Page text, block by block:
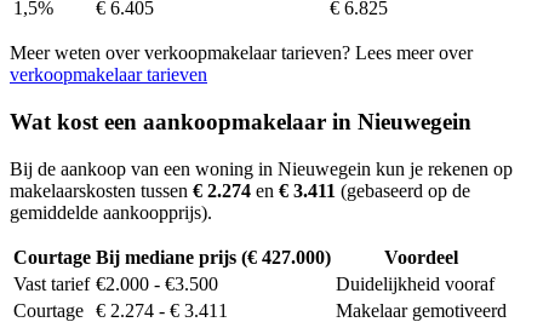
1,5%
€ 6.405 € 6.825
Meer weten over verkoopmakelaar tarieven? Lees meer over
verkoopmakelaar tarieven
Wat kost een aankoopmakelaar in Nieuwegein
Bij de aankoop van een woning in Nieuwegein kun je rekenen op
makelaarskosten tussen € 2.274 en € 3.411 (gebaseerd op de
gemiddelde aankoopprijs).
Courtage Bij mediane prijs (€ 427.000)
Voordeel
Vast tarief €2.000 - €3.500
Duidelijkheid vooraf
Courtage € 2.274 - € 3.411 Makelaar gemotiveerd